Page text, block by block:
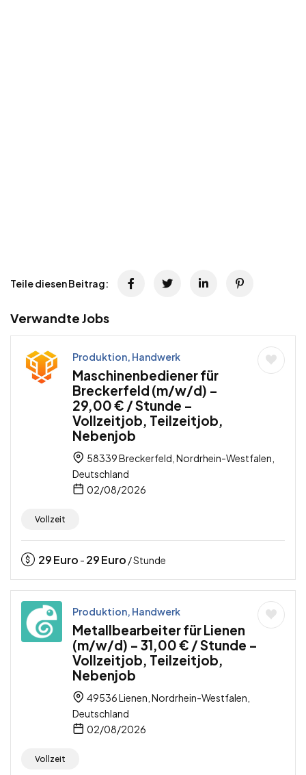
Teile diesen Beitrag:
Verwandte Jobs
Produktion, Handwerk
Maschinenbediener für
Breckerfeld (m/w/d) –
29,00 € / Stunde –
Vollzeitjob, Teilzeitjob,
Nebenjob
58339 Breckerfeld, Nordrhein-Westfalen,
Deutschland
02/08/2026
Vollzeit
29Euro - 29Euro / Stunde
Produktion, Handwerk
Metallbearbeiter für Lienen
(m/w/d) – 31,00 € / Stunde –
Vollzeitjob, Teilzeitjob,
Nebenjob
49536 Lienen, Nordrhein-Westfalen,
Deutschland
02/08/2026
Vollzeit